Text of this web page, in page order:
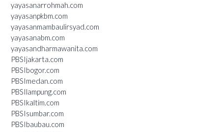
yayasanarrohmah.com
yayasanpkbm.com
yayasanmambaulirsyad.com
yayasanabm.com
yayasandharmawanita.com
PBSIjakarta.com
PBSIbogor.com
PBSImedan.com
PBSIlampung.com
PBSIkaltim.com
PBSIsumbar.com
PBSIbaubau.com